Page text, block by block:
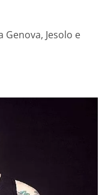
Jesolo e